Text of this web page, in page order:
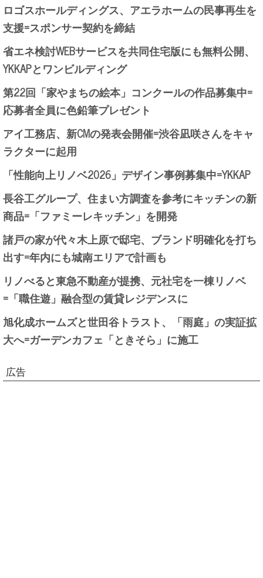
ロゴスホールディングス、アエラホームの民事再生を
支援=スポンサー契約を締結
省エネ検討WEBサービスを共同住宅版にも無料公開、
YKKAPとワンビルディング
第22回「家やまちの絵本」コンクールの作品募集中=
応募者全員に色鉛筆プレゼント
アイ工務店、新CMの発表会開催=渋谷凪咲さんをキャ
ラクターに起用
「性能向上リノベ2026」デザイン事例募集中=YKKAP
長谷工グループ、住まい方調査を参考にキッチンの新
商品=「ファミーレキッチン」を開発
諸戸の家が代々木上原で邸宅、ブランド明確化を打ち
出す=年内にも城南エリアで計画も
リノべると東急不動産が提携、元社宅を一棟リノベ
=「職住遊」融合型の賃貸レジデンスに
旭化成ホームズと世田谷トラスト、「雨庭」の実証拡
大へ=ガーデンカフェ「ときそら」に施工
広告